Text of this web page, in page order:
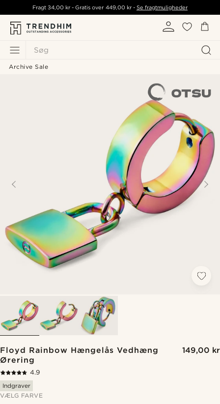
Søg
Fragt34,00 kr - Gratis over 449,00 kr- Se fragtmuligheder
Archive Sale
Floyd Rainbow Hængelås Vedhæng
Ørering
149,00 kr
4.9
Indgraver
VÆLG FARVE